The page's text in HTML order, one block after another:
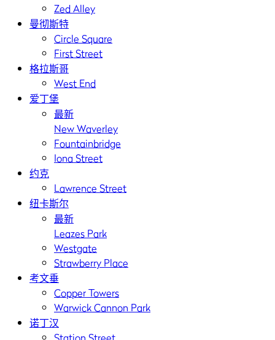
Zed Alley
曼彻斯特
Circle Square
First Street
格拉斯哥
West End
爱丁堡
最新
New Waverley
Fountainbridge
Iona Street
约克
Lawrence Street
纽卡斯尔
最新
Leazes Park
Westgate
Strawberry Place
考文垂
Copper Towers
Warwick Cannon Park
诺丁汉